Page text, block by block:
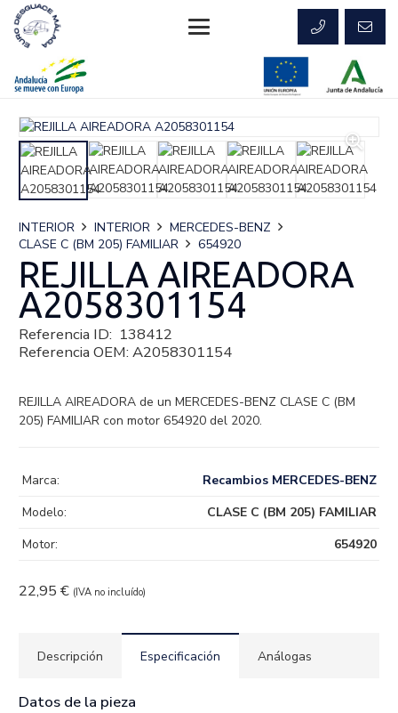
INTERIOR INTERIOR
MERCEDES-BENZ
CLASE C (BM 205) FAMILIAR
654920
REJILLA AIREADORA
A2058301154
Referencia ID: 138412
Referencia OEM: A2058301154
REJILLA AIREADORA de un MERCEDES-BENZ CLASE C (BM
205) FAMILIAR con motor 654920 del 2020.
22,95 € (IVA no incluído)
Marca:
Recambios MERCEDES-BENZ
Modelo:
CLASE C (BM 205) FAMILIAR
Motor:
654920
Descripción Especificación Análogas
Datos de la pieza